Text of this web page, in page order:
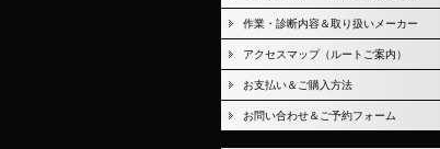
作業・診断内容＆取り扱いメーカー
アクセスマップ（ルートご案内）
お支払い＆ご購入方法
お問い合わせ＆ご予約フォーム